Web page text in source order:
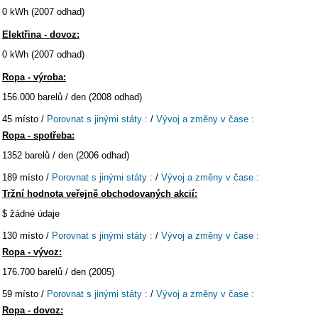
0 kWh (2007 odhad)
Elektřina - dovoz:
0 kWh (2007 odhad)
Ropa - výroba:
156.000 barelů / den (2008 odhad)
45 místo / Porovnat s jinými státy : / Vývoj a změny v čase :
Ropa - spotřeba:
1352 barelů / den (2006 odhad)
189 místo / Porovnat s jinými státy : / Vývoj a změny v čase :
Tržní hodnota veřejně obchodovaných akcií:
$ žádné údaje
130 místo / Porovnat s jinými státy : / Vývoj a změny v čase :
Ropa - vývoz:
176.700 barelů / den (2005)
59 místo / Porovnat s jinými státy : / Vývoj a změny v čase :
Ropa - dovoz: